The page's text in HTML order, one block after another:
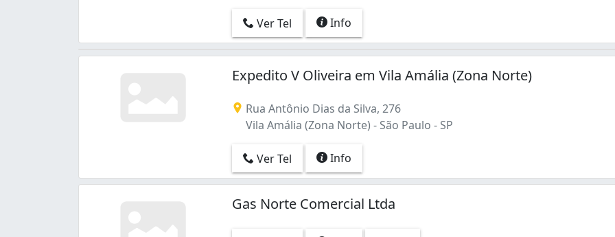
Ver Tel Info
Expedito V Oliveira em Vila Amália (Zona Norte)
Rua Antônio Dias da Silva, 276
Vila Amália (Zona Norte) - São Paulo - SP
Ver Tel Info
Gas Norte Comercial Ltda